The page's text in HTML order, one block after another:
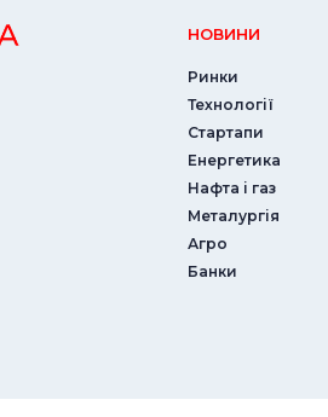
НОВИНИ
Ринки
Технології
Стартапи
Енергетика
Нафта і газ
Металургія
Агро
Банки